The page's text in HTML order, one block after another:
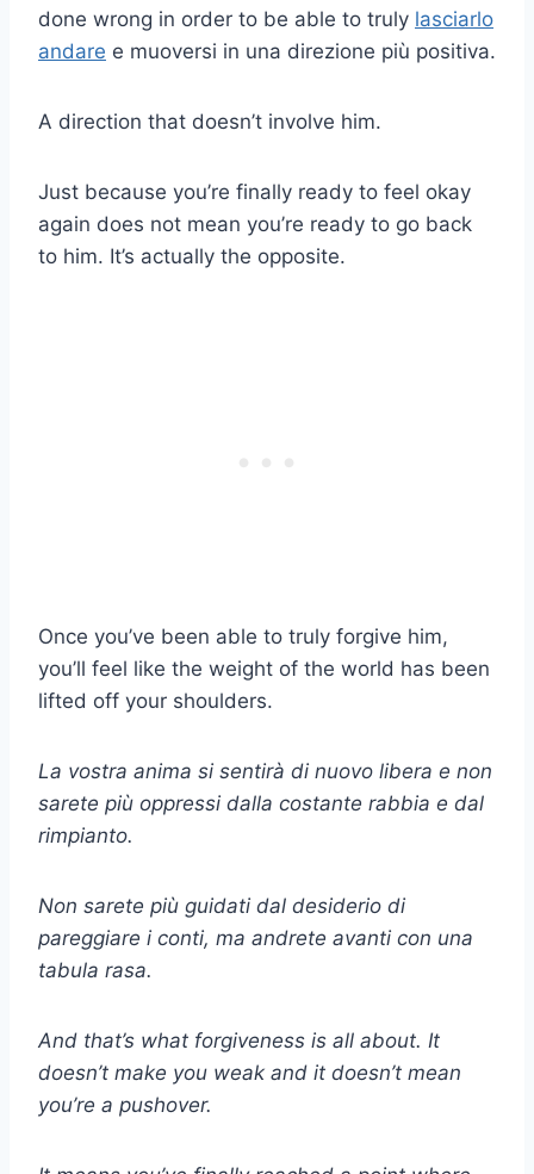
done wrong in order to be able to truly lasciarlo
andare e muoversi in una direzione più positiva.
A direction that doesn’t involve him.
Just because you’re finally ready to feel okay
again does not mean you’re ready to go back
to him. It’s actually the opposite.
Once you’ve been able to truly forgive him,
you’ll feel like the weight of the world has been
lifted off your shoulders.
La vostra anima si sentirà di nuovo libera e non
sarete più oppressi dalla costante rabbia e dal
rimpianto.
Non sarete più guidati dal desiderio di
pareggiare i conti, ma andrete avanti con una
tabula rasa.
And that’s what forgiveness is all about. It
doesn’t make you weak and it doesn’t mean
you’re a pushover.